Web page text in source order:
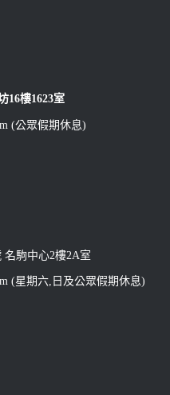
16樓1623室
(公眾假期休息)
名駒中心2樓2A室
(星期六,日及公眾假期休息)